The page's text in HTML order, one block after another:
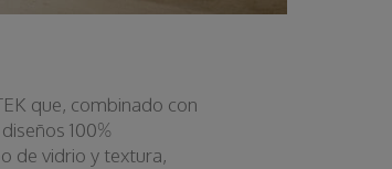
que, combinado con
100%
de vidrio y textura,